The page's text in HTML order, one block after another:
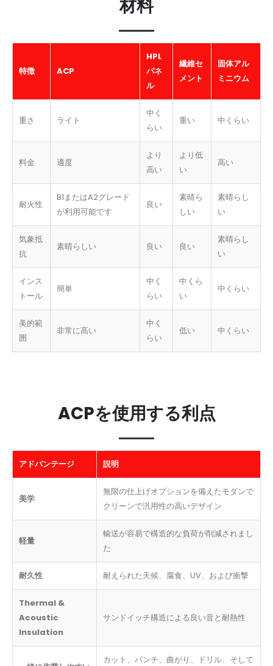
材料
特徴 ACP
HPL
パネ
ル
繊維セ
メント
固体アル
ミニウム
重さ ライト
中く
らい
重い 中くらい
料金 適度
より
高い
より低
い
高い
耐火性
B1またはA2グレード
が利用可能です
良い
素晴ら
しい
素晴らし
い
気象抵
抗
素晴らしい 良い 良い
素晴らし
い
インス
トール
簡単
中く
らい
中くら
い
中くらい
美的範
囲
非常に高い
中く
らい
低い 中くらい
ACPを使用する利点
アドバンテージ 説明
美学
無限の仕上げオプションを備えたモダンで
クリーンで汎用性の高いデザイン
軽量
輸送が容易で構造的な負荷が削減されまし
た
耐久性 耐えられた天候、腐食、UV、および衝撃
Thermal &
Acoustic
Insulation
サンドイッチ構造による良い音と耐熱性
カット、パンチ、曲がり、ドリル、そして